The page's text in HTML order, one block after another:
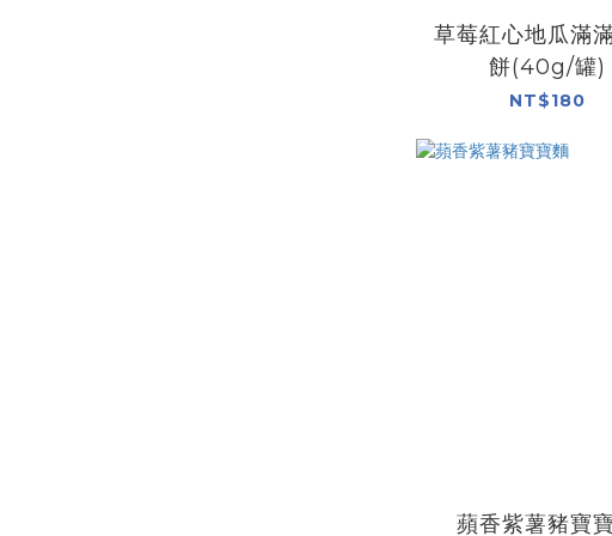
草莓紅心地瓜滿
餅(40g/罐)
NT$180
蘋香紫薯豬寶